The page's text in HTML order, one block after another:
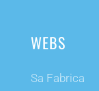
WEBS
Sa Fabrica